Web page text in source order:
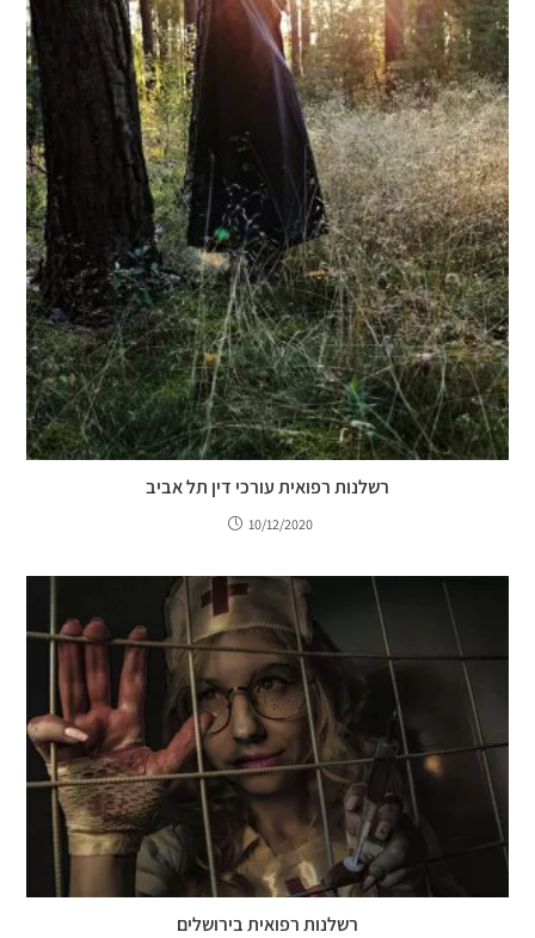
רשלנות רפואית עורכי דין תל אביב
10/12/2020
רשלנות רפואית בירושלים